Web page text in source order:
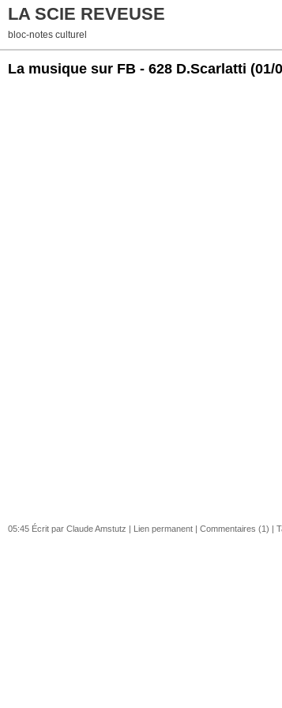
LA SCIE REVEUSE
bloc-notes culturel
La musique sur FB - 628 D.Scarlatti (01/
05:45 Écrit par Claude Amstutz | Lien permanent | Commentaires (1) |